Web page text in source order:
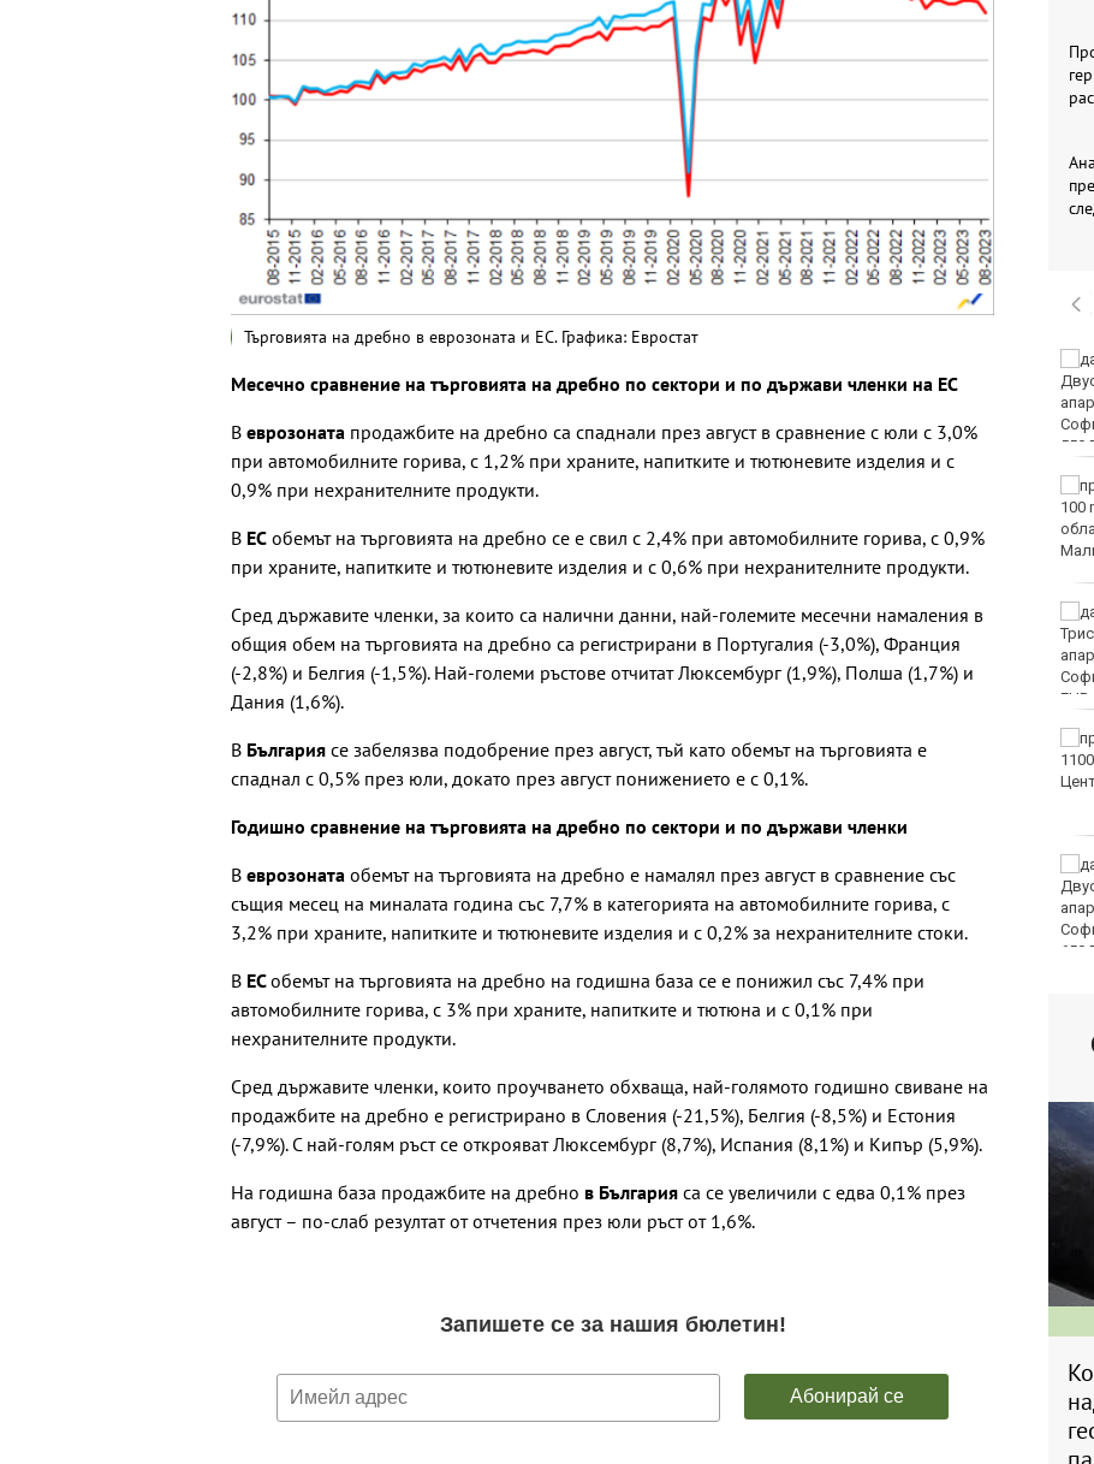
Търговията на дребно в еврозоната и ЕС. Графика: Евростат
Месечно сравнение на търговията на дребно по сектори и по държави членки на ЕС
В еврозоната продажбите на дребно са спаднали през август в сравнение с юли с 3,0%
при автомобилните горива, с 1,2% при храните, напитките и тютюневите изделия и с
0,9% при нехранителните продукти.
В ЕС обемът на търговията на дребно се е свил с 2,4% при автомобилните горива, с 0,9%
при храните, напитките и тютюневите изделия и с 0,6% при нехранителните продукти.
Сред държавите членки, за които са налични данни, най-големите месечни намаления в
общия обем на търговията на дребно са регистрирани в Португалия (-3,0%), Франция
(-2,8%) и Белгия (-1,5%). Най-големи ръстове отчитат Люксембург (1,9%), Полша (1,7%) и
Дания (1,6%).
В България се забелязва подобрение през август, тъй като обемът на търговията е
спаднал с 0,5% през юли, докато през август понижението е с 0,1%.
Годишно сравнение на търговията на дребно по сектори и по държави членки
В еврозоната обемът на търговията на дребно е намалял през август в сравнение със
същия месец на миналата година със 7,7% в категорията на автомобилните горива, с
3,2% при храните, напитките и тютюневите изделия и с 0,2% за нехранителните стоки.
В ЕСобемът на търговията на дребно на годишна база се е понижил със 7,4% при
автомобилните горива, с 3% при храните, напитките и тютюна и с 0,1% при
нехранителните продукти.
Сред държавите членки, които проучването обхваща, най-голямото годишно свиване на
продажбите на дребно е регистрирано в Словения (-21,5%), Белгия (-8,5%) и Естония
(-7,9%). С най-голям ръст се открояват Люксембург (8,7%), Испания (8,1%) и Кипър (5,9%).
На годишна база продажбите на дребно в България са се увеличили с едва 0,1% през
август – по-слаб резултат от отчетения през юли ръст от 1,6%.
чревните инфекции за
Морската градина на
Варна
Тази събота: откриват
ловния сезон за
пернат дивеч
Атлетик (Провадия) за
децата:
Саморазправата не е
правосъдие след